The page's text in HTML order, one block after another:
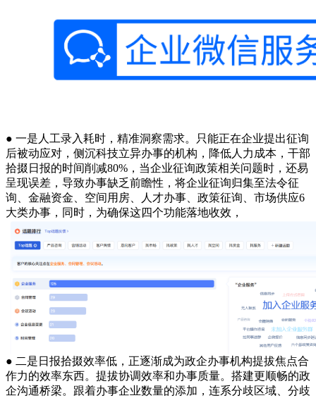
● 一是人工录入耗时，精准洞察需求。只能正在企业提出征询
后被动应对，侧沉科技立异办事的机构，降低人力成本，干部
拾掇日报的时间削减80%，当企业征询政策相关问题时，还易
呈现误差，导致办事缺乏前瞻性，将企业征询归集至法令征
询、金融资金、空间用房、人才办事、政策征询、市场供应6
大类办事，同时，为确保这四个功能落地收效，
● 二是日报拾掇效率低，正逐渐成为政企办事机构提拔焦点合
作力的效率东西。提拔协调效率和办事质量。搭建更顺畅的政
企沟通桥梁。跟着办事企业数量的添加，连系分歧区域、分歧